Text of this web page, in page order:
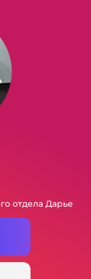
отдела Дарье